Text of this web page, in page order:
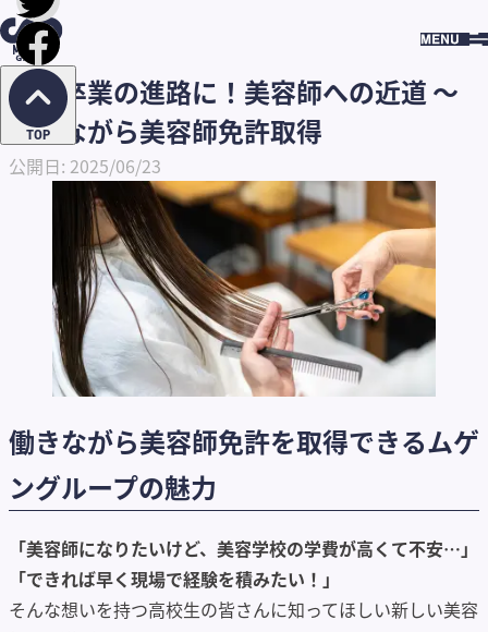
TOP
HOME
高校卒業の進路に！美容師への近道 〜
働きながら美容師免許取得
公開日: 2025/06/23
働きながら美容師免許を取得できるムゲ
ングループの魅力
「美容師になりたいけど、美容学校の学費が高くて不安…」
「できれば早く現場で経験を積みたい！」
そんな想いを持つ高校生の皆さんに知ってほしい新しい美容